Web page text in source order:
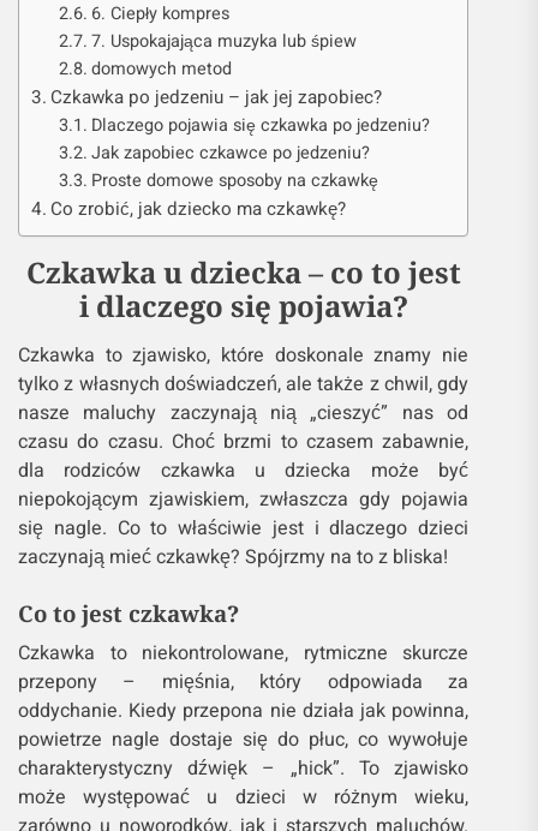
6. Ciepły kompres
7. Uspokajająca muzyka lub śpiew
domowych metod
Czkawka po jedzeniu – jak jej zapobiec?
Dlaczego pojawia się czkawka po jedzeniu?
Jak zapobiec czkawce po jedzeniu?
Proste domowe sposoby na czkawkę
Co zrobić, jak dziecko ma czkawkę?
Czkawka u dziecka – co to jest
i dlaczego się pojawia?
Czkawka to zjawisko, które doskonale znamy nie
tylko z własnych doświadczeń, ale także z chwil, gdy
nasze maluchy zaczynają nią „cieszyć” nas od
czasu do czasu. Choć brzmi to czasem zabawnie,
dla rodziców czkawka u dziecka może być
niepokojącym zjawiskiem, zwłaszcza gdy pojawia
się nagle. Co to właściwie jest i dlaczego dzieci
zaczynają mieć czkawkę? Spójrzmy na to z bliska!
Co to jest czkawka?
Czkawka to niekontrolowane, rytmiczne skurcze
przepony – mięśnia, który odpowiada za
oddychanie. Kiedy przepona nie działa jak powinna,
powietrze nagle dostaje się do płuc, co wywołuje
charakterystyczny dźwięk – „hick”. To zjawisko
może występować u dzieci w różnym wieku,